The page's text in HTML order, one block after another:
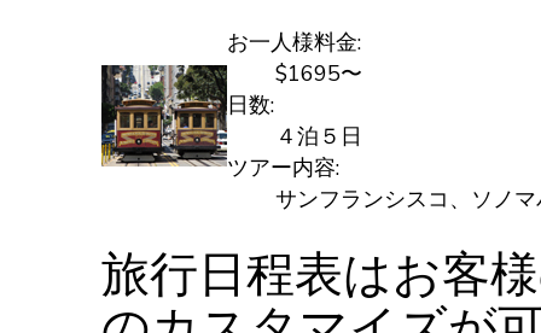
お一人様料金:
$1695〜
日数:
４泊５日
ツアー内容:
サンフランシスコ、ソノ
旅行日程表はお客